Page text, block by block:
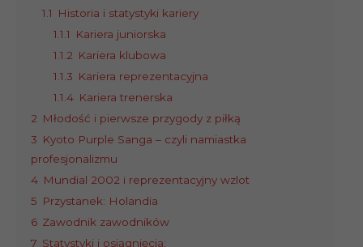
1.1
Historia i statystyki kariery
1.1.1
Kariera juniorska
1.1.2 Kariera klubowa
1.1.3 Kariera reprezentacyjna
1.1.4 Kariera trenerska
2 Młodość i pierwsze przygody z piłką
3 Kyoto Purple Sanga – czyli namiastka
profesjonalizmu
4 Mundial 2002 i reprezentacyjny wzlot
5 Przystanek: Holandia
6 Zawodnik zawodników
7 Statystyki i osiągnięcia: